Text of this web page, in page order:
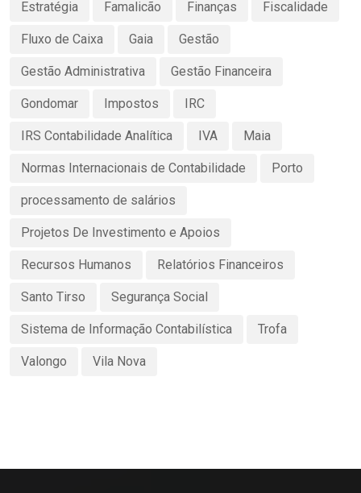
Estratégia Famalicão Finanças Fiscalidade
Fluxo de Caixa Gaia Gestão
Gestão Administrativa Gestão Financeira
Gondomar Impostos IRC
IRS Contabilidade Analítica IVA Maia
Normas Internacionais de Contabilidade Porto
processamento de salários
Projetos De Investimento e Apoios
Recursos Humanos Relatórios Financeiros
Santo Tirso Segurança Social
Sistema de Informação Contabilística Trofa
Valongo Vila Nova